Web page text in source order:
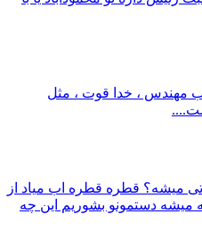
مهندس ، خدا قوت ، مثل
میشه؟ قطره قطره اب میاد از
دستمونو بشوریم این چه